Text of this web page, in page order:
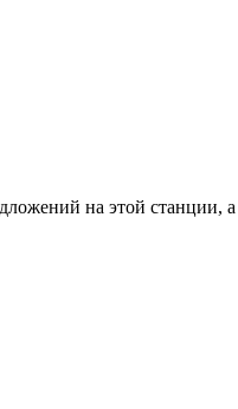
на этой